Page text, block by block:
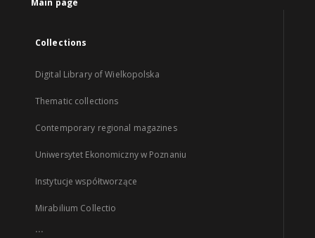
Main page
Collections
Digital Library of Wielkopolska
Thematic collections
Contemporary regional magazines
Uniwersytet Ekonomiczny w Poznaniu
Instytucje współtworzące
Mirabilium Collectio
...